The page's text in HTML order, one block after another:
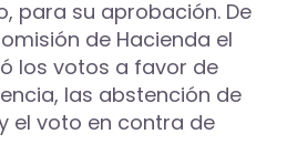
para su aprobación. De
de Hacienda el
los votos a favor de
las abstención de
el voto en contra de